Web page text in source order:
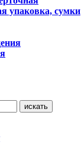
упаковка, сумки
искать